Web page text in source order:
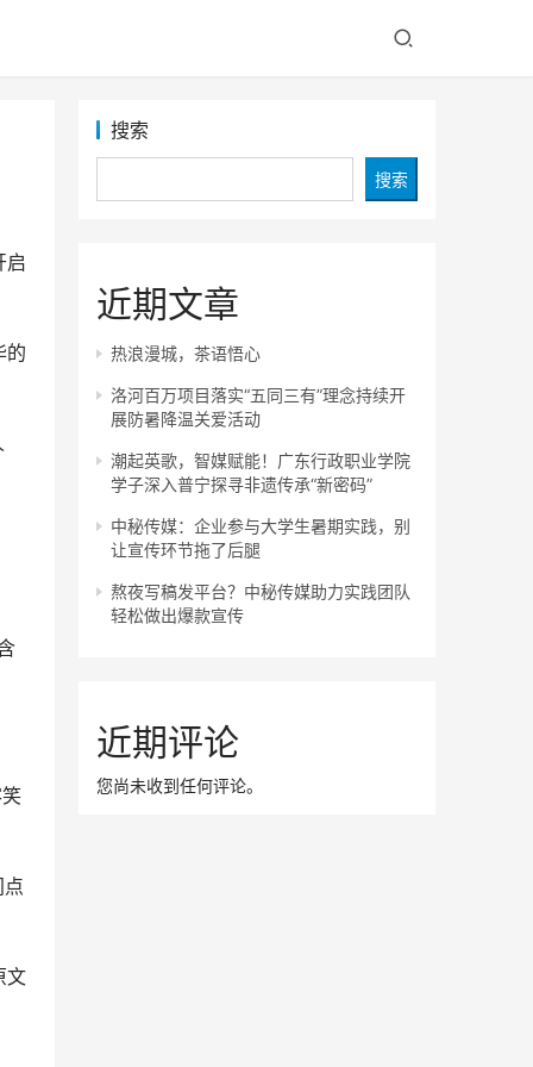
启
的
文
搜索
搜索
近期文章
热浪漫城，茶语悟心
洛河百万项目落实“五同三有”理念持续开
展防暑降温关爱活动
潮起英歌，智媒赋能！广东行政职业学院
学子深入普宁探寻非遗传承“新密码”
中秘传媒：企业参与大学生暑期实践，别
让宣传环节拖了后腿
熬夜写稿发平台？中秘传媒助力实践团队
轻松做出爆款宣传
近期评论
您尚未收到任何评论。